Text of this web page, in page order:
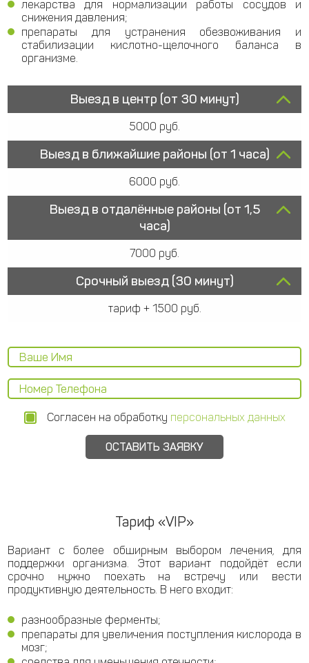
лекарства для нормализации работы сосудов и
снижения давления;
препараты для устранения обезвоживания и
стабилизации кислотно-щелочного баланса в
организме.
Выезд в центр (от 30 минут)
5000 руб.
Выезд в ближайшие районы (от 1 часа)
6000 руб.
Выезд в отдалённые районы (от 1,5
часа)
7000 руб.
Срочный выезд (30 минут)
тариф + 1500 руб.
Согласен на обработку персональных данных
Тариф «VIP»
Вариант с более обширным выбором лечения, для
поддержки организма. Этот вариант подойдёт если
срочно нужно поехать на встречу или вести
продуктивную деятельность. В него входит:
разнообразные ферменты;
препараты для увеличения поступления кислорода в
мозг;